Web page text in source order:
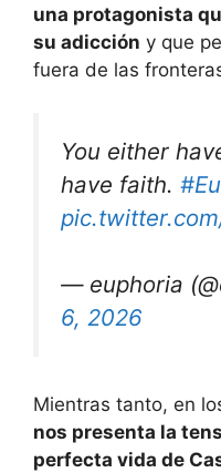
una protagonista
su adicción y que
fuera de las
You either
have faith.
— euphoria
6, 2026
Mientras tanto, en
nos presenta la
perfecta vida de